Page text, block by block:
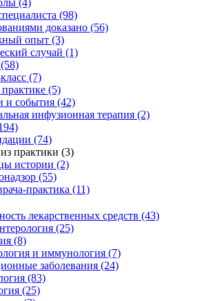
(4)
(98)
доказано (56)
опыт (3)
случай (1)
(7)
(5)
и события (42)
инфузионная терапия (2)
(74)
практики (3)
истории (2)
(55)
практика (11)
лекарственных средств (43)
(25)
(8)
и иммунология (7)
заболевания (24)
(83)
(25)